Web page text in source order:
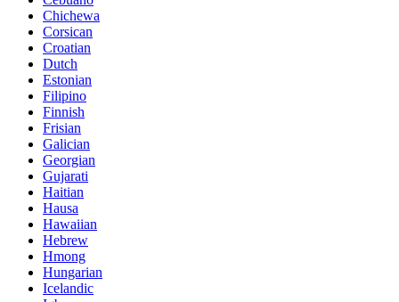
Chichewa
Corsican
Croatian
Dutch
Estonian
Filipino
Finnish
Frisian
Galician
Georgian
Gujarati
Haitian
Hausa
Hawaiian
Hebrew
Hmong
Hungarian
Icelandic